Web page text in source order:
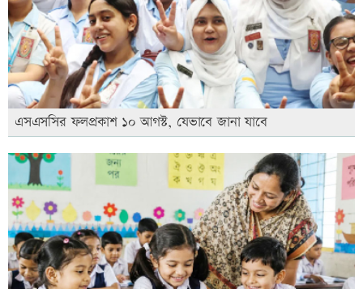
এসএসসির ফলপ্রকাশ ১০ আগস্ট, যেভাবে জানা যাবে